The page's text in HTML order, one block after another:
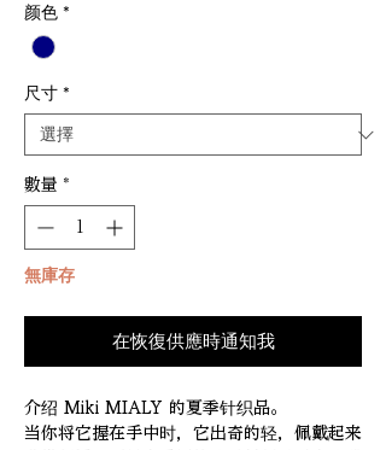
颜色 *
尺寸 *
數量 *
無庫存
在恢復供應時通知我
介绍 Miki MIALY 的夏季针织品。
当你将它握在手中时，它出奇的轻，佩戴起来